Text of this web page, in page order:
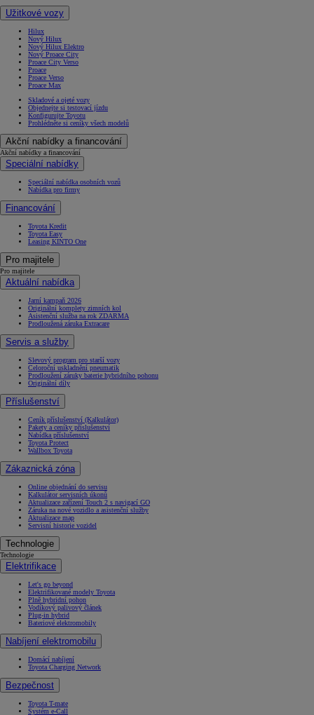
Užitkové vozy
Hilux
Nový Hilux
Nový Hilux Elektro
Nový Proace City
Proace City Verso
Proace
Proace Verso
Proace Max
Skladové a ojeté vozy
Objednejte si testovací jízdu
Konfigurujte Toyotu
Prohlédněte si ceníky všech modelů
Akční nabídky a financování
Akční nabídky a financování
Speciální nabídky
Speciální nabídka osobních vozů
Nabídka pro firmy
Financování
Toyota Kredit
Toyota Easy
Leasing KINTO One
Pro majitele
Pro majitele
Aktuální nabídka
Jarní kampaň 2026
Originální komplety zimních kol
Asistenční služba na rok ZDARMA
Prodloužená záruka Extracare
Servis a služby
Slevový program pro starší vozy
Celoroční uskladnění pneumatik
Prodloužení záruky baterie hybridního pohonu
Originální díly
Příslušenství
Ceník příslušenství (Kalkulátor)
Pakety a ceníky příslušenství
Nabídka příslušenství
Toyota Protect
Wallbox Toyota
Zákaznická zóna
Online objednání do servisu
Kalkulátor servisních úkonů
Aktualizace zařízení Touch 2 s navigací GO
Záruka na nové vozidlo a asistenční služby
Aktualizace map
Servisní historie vozidel
Technologie
Technologie
Elektrifikace
Let's go beyond
Elektrifikované modely Toyota
Plně hybridní pohon
Vodíkový palivový článek
Plug-in hybrid
Bateriové elektromobily
Nabíjení elektromobilu
Domácí nabíjení
Toyota Charging Network
Bezpečnost
Toyota T-mate
Systém e-Call